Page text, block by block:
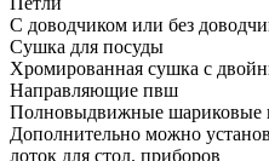
С доводчиком или без
Сушка для посуды
Хромированная сушка с
Направляющие пвш
Полновыдвижные шариковые
Дополнительно можно
лоток для стол. приборов